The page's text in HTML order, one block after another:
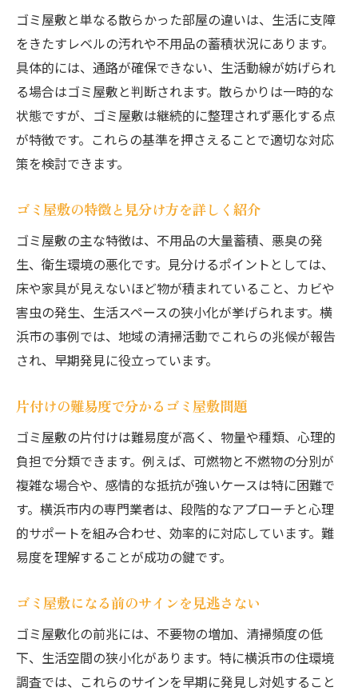
ゴミ屋敷と単なる散らかった部屋の違いは、生活に支障
をきたすレベルの汚れや不用品の蓄積状況にあります。
具体的には、通路が確保できない、生活動線が妨げられ
る場合はゴミ屋敷と判断されます。散らかりは一時的な
状態ですが、ゴミ屋敷は継続的に整理されず悪化する点
が特徴です。これらの基準を押さえることで適切な対応
策を検討できます。
ゴミ屋敷の特徴と見分け方を詳しく紹介
ゴミ屋敷の主な特徴は、不用品の大量蓄積、悪臭の発
生、衛生環境の悪化です。見分けるポイントとしては、
床や家具が見えないほど物が積まれていること、カビや
害虫の発生、生活スペースの狭小化が挙げられます。横
浜市の事例では、地域の清掃活動でこれらの兆候が報告
され、早期発見に役立っています。
片付けの難易度で分かるゴミ屋敷問題
ゴミ屋敷の片付けは難易度が高く、物量や種類、心理的
負担で分類できます。例えば、可燃物と不燃物の分別が
複雑な場合や、感情的な抵抗が強いケースは特に困難で
す。横浜市内の専門業者は、段階的なアプローチと心理
的サポートを組み合わせ、効率的に対応しています。難
易度を理解することが成功の鍵です。
ゴミ屋敷になる前のサインを見逃さない
ゴミ屋敷化の前兆には、不要物の増加、清掃頻度の低
下、生活空間の狭小化があります。特に横浜市の住環境
調査では、これらのサインを早期に発見し対処すること